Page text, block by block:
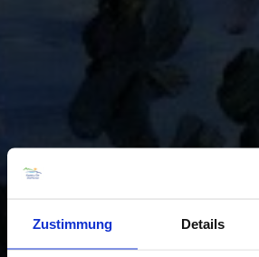
Zustimmung Details